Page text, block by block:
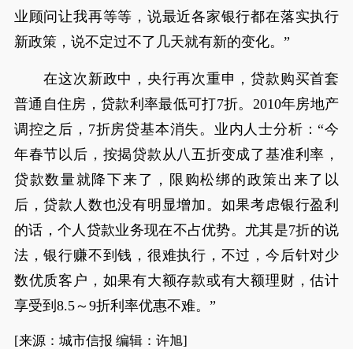
业顾问让我再等等，说最近各家银行都在落实执行
新政策，说不定过不了几天就有新的变化。”
在这次新政中，央行再次重申，贷款购买首套
普通自住房，贷款利率最低可打7折。2010年房地产
调控之后，7折房贷基本消失。业内人士分析：“今
年春节以后，按揭贷款从八五折变成了基准利率，
贷款数量就降下来了，限购松绑的政策出来了以
后，贷款人数也没有明显增加。如果考虑银行盈利
的话，个人贷款业务现在不占优势。尤其是7折的说
法，银行赚不到钱，很难执行，不过，今后针对少
数优质客户，如果有大额存款或有大额理财，估计
享受到8.5～9折利率优惠不难。”
[来源：城市信报 编辑：许旭]